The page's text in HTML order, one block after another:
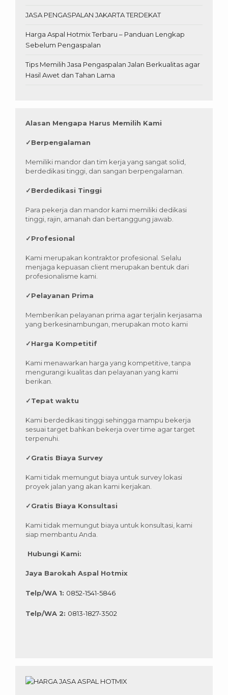
JASA PENGASPALAN JAKARTA TERDEKAT
Harga Aspal Hotmix Terbaru – Panduan Lengkap
Sebelum Pengaspalan
Tips Memilih Jasa Pengaspalan Jalan Berkualitas agar
Hasil Awet dan Tahan Lama
Alasan Mengapa Harus Memilih Kami
✓Berpengalaman
Memiliki mandor dan tim kerja yang sangat solid,
berdedikasi tinggi, dan sangan berpengalaman.
✓Berdedikasi Tinggi
Para pekerja dan mandor kami memiliki dedikasi
tinggi, rajin, amanah dan bertanggung jawab.
✓Profesional
Kami merupakan kontraktor profesional. Selalu
menjaga kepuasan client merupakan bentuk dari
profesionalisme kami.
✓Pelayanan Prima
Memberikan pelayanan prima agar terjalin kerjasama
yang berkesinambungan, merupakan moto kami
✓Harga Kompetitif
Kami menawarkan harga yang kompetitive, tanpa
mengurangi kualitas dan pelayanan yang kami
berikan.
✓Tepat waktu
Kami berdedikasi tinggi sehingga mampu bekerja
sesuai target bahkan bekerja over time agar target
terpenuhi.
✓Gratis Biaya Survey
Kami tidak memungut biaya untuk survey lokasi
proyek jalan yang akan kami kerjakan.
✓Gratis Biaya Konsultasi
Kami tidak memungut biaya untuk konsultasi, kami
siap membantu Anda.
Hubungi Kami:
Jaya Barokah Aspal Hotmix
Telp/WA 1: 0852-1541-5846
Telp/WA 2: 0813-1827-3502